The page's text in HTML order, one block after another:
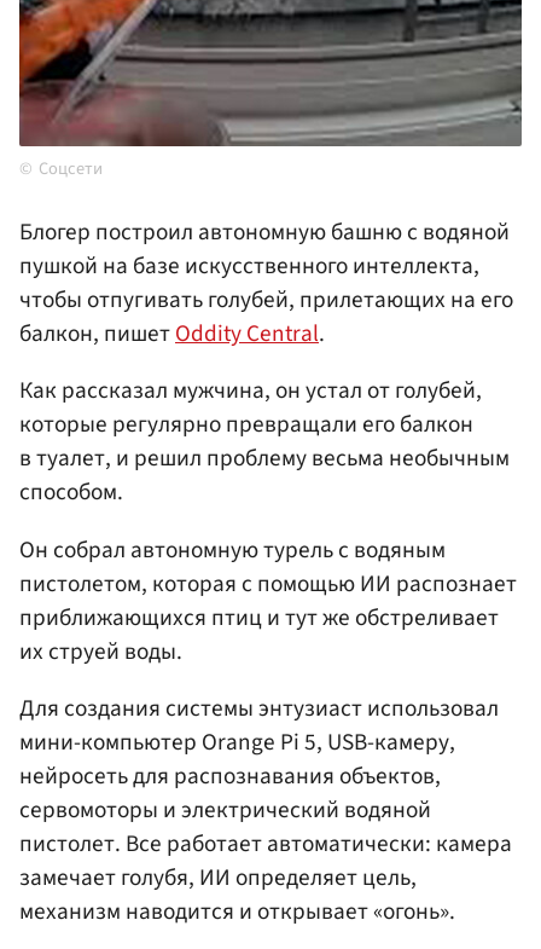
Соцсети
Блогер построил автономную башню с водяной
пушкой на базе искусственного интеллекта,
чтобы отпугивать голубей, прилетающих на его
балкон, пишетOddity Central.
Как рассказал мужчина, он устал от голубей,
которые регулярно превращали его балкон
в туалет, и решил проблему весьма необычным
способом.
Он собрал автономную турель с водяным
пистолетом, которая с помощью ИИ распознает
приближающихся птиц и тут же обстреливает
их струей воды.
Для создания системы энтузиаст использовал
мини-компьютер Orange Pi 5, USB-камеру,
нейросеть для распознавания объектов,
сервомоторы и электрический водяной
пистолет. Все работает автоматически: камера
замечает голубя, ИИ определяет цель,
механизм наводится и открывает «огонь».